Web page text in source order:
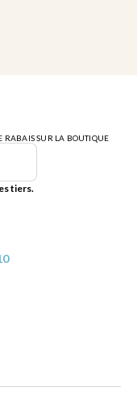
RABAIS SUR LA BOUTIQUE
tiers.